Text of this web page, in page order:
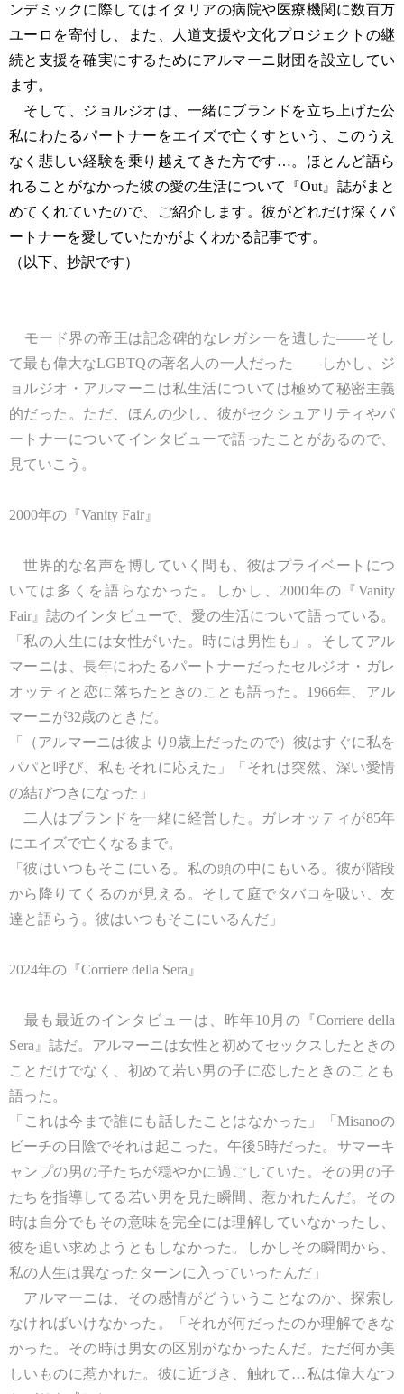
ンデミックに際してはイタリアの病院や医療機関に数百万
ユーロを寄付し、また、人道支援や文化プロジェクトの継
続と支援を確実にするためにアルマーニ財団を設立してい
ます。
そして、ジョルジオは、一緒にブランドを立ち上げた公
私にわたるパートナーをエイズで亡くすという、このうえ
なく悲しい経験を乗り越えてきた方です…。ほとんど語ら
れることがなかった彼の愛の生活について『Out』誌がまと
めてくれていたので、ご紹介します。彼がどれだけ深くパ
ートナーを愛していたかがよくわかる記事です。
（以下、抄訳です）
モード界の帝王は記念碑的なレガシーを遺した――そし
て最も偉大なLGBTQの著名人の一人だった――しかし、ジ
ョルジオ・アルマーニは私生活については極めて秘密主義
的だった。ただ、ほんの少し、彼がセクシュアリティやパ
ートナーについてインタビューで語ったことがあるので、
見ていこう。
2000年の『Vanity Fair』
世界的な名声を博していく間も、彼はプライベートにつ
いては多くを語らなかった。しかし、2000年の『Vanity
Fair』誌のインタビューで、愛の生活について語っている。
「私の人生には女性がいた。時には男性も」。そしてアル
マーニは、長年にわたるパートナーだったセルジオ・ガレ
オッティと恋に落ちたときのことも語った。1966年、アル
マーニが32歳のときだ。
「（アルマーニは彼より9歳上だったので）彼はすぐに私を
パパと呼び、私もそれに応えた」「それは突然、深い愛情
の結びつきになった」
二人はブランドを一緒に経営した。ガレオッティが85年
にエイズで亡くなるまで。
「彼はいつもそこにいる。私の頭の中にもいる。彼が階段
から降りてくるのが見える。そして庭でタバコを吸い、友
達と語らう。彼はいつもそこにいるんだ」
2024年の『Corriere della Sera』
最も最近のインタビューは、昨年10月の『Corriere della
Sera』誌だ。アルマーニは女性と初めてセックスしたときの
ことだけでなく、初めて若い男の子に恋したときのことも
語った。
「これは今まで誰にも話したことはなかった」「Misanoの
ビーチの日陰でそれは起こった。午後5時だった。サマーキ
ャンプの男の子たちが穏やかに過ごしていた。その男の子
たちを指導してる若い男を見た瞬間、惹かれたんだ。その
時は自分でもその意味を完全には理解していなかったし、
彼を追い求めようともしなかった。しかしその瞬間から、
私の人生は異なったターンに入っていったんだ」
アルマーニは、その感情がどういうことなのか、探索し
なければいけなかった。「それが何だったのか理解できな
かった。その時は男女の区別がなかったんだ。ただ何か美
しいものに惹かれた。彼に近づき、触れて…私は偉大なつ